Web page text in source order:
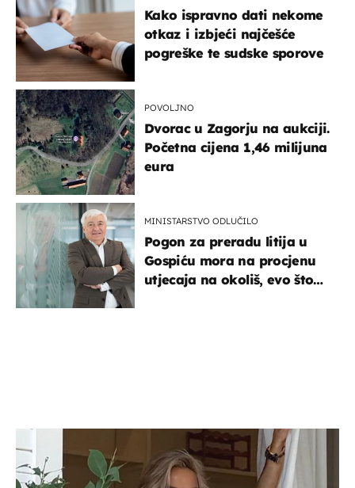
Kako ispravno dati nekome
otkaz i izbjeći najčešće
pogreške te sudske sporove
POVOLJNO
Dvorac u Zagorju na aukciji.
Početna cijena 1,46 milijuna
eura
MINISTARSTVO ODLUČILO
Pogon za preradu litija u
Gospiću mora na procjenu
utjecaja na okoliš, evo što